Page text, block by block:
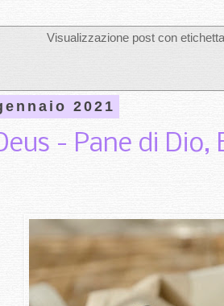
Visualizzazione post con
2021
- Pane di Dio,